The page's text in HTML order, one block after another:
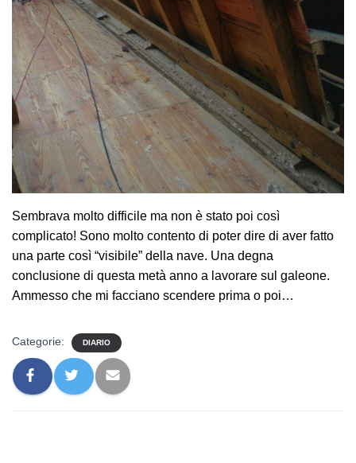
Sembrava molto difficile ma non è stato poi così
complicato! Sono molto contento di poter dire di aver fatto
una parte così “visibile” della nave. Una degna
conclusione di questa metà anno a lavorare sul galeone.
Ammesso che mi facciano scendere prima o poi…
Categorie: DIARIO